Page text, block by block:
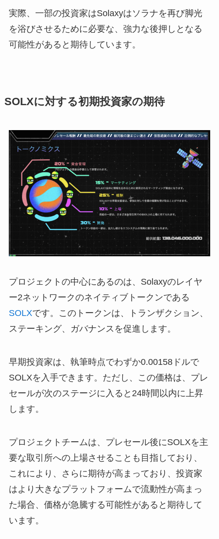
実際、一部の投資家はSolaxyはソラナを再び脚光
を浴びさせるために必要な、強力な後押しとなる
可能性があると期待しています。
SOLXに対する初期投資家の期待
プロジェクトの中心にあるのは、Solaxyのレイヤ
ー2ネットワークのネイティブトークンである
SOLXです。このトークンは、トランザクション、
ステーキング、ガバナンスを促進します。
早期投資家は、執筆時点でわずか0.00158ドルで
SOLXを入手できます。ただし、この価格は、プレ
セールが次のステージに入ると24時間以内に上昇
します。
プロジェクトチームは、プレセール後にSOLXを主
要な取引所への上場させることも目指しており、
これにより、さらに期待が高まっており、投資家
はより大きなプラットフォームで流動性が高まっ
た場合、価格が急騰する可能性があると期待して
います。